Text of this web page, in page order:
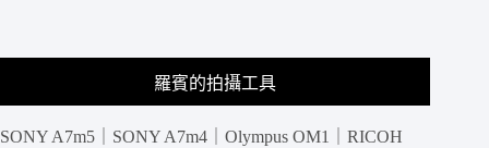
羅賓的拍攝工具
SONY A7m5｜SONY A7m4｜Olympus OM1｜RICOH